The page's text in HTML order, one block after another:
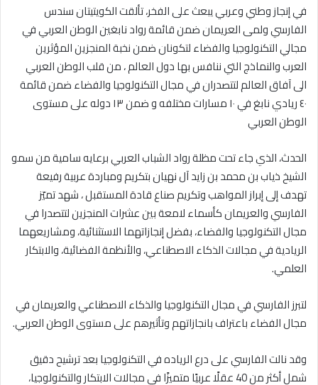
في إنجاز وطني وعربي يبعث على الفخر، تألقت الكويتيتان سندس
الفارسي ولمى العريمان ضمن قائمة رواد نابغين الوطن العربي في
مجالي التكنولوجيا والفضاء لتكونان ضمن نخبة المنجزين المؤثرين
العرب والنماذج التي ننافس بها دول العالم ، من قلب الوطن العربي
الى آفاق العالم لتتصدران في مجال التكنولوجيا والفضاء ضمن قائمة
٤٠ ريادي نابغ في ١٠ مسارات مختلفه و ضمن ١٣ دوله على مستوى
الوطن العربي
الحدث، الذي جاء تحت مظلة رواد الشباب العربي برعايه سامية من سمو
الشيخ ذياب بن محمد بن زايد آل نهيان بتكريم ومباردة عربية رفيعة
تهدف إلى إبراز المواهب وتكريم صناع قادة المستقبل ، شهد تميّز
الفارسي والعريمان كأسماء لامعة بين عشرات المنجزين لتتصدرا في
مجال التكنولوجيا والفضاء، بفضل إنجازاتهما الاستثنائية، ومشاريعهما
الريادية في مجالات الذكاء الاصطناعي، والأنظمة الفضائية، والابتكار
العلمي.
لتبرز الفارسي في مجال التكنولوجيا والذكاء الاصطناعي والعريمان في
مجال الفضاء باعتراف بانجازاتهم وتأثيرهم على مستوى الوطن العربي.
وقد نالت الفارسي على درع الرياده في التكنولوجيا بعد ترشيح دقيق
شمل أكثر من 40 عقلًا عربيًا متميزًا في مجالات الابتكار والتكنولوجيا،